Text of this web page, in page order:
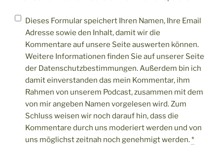
Dieses Formular speichert Ihren Namen, Ihre Email
Adresse sowie den Inhalt, damit wir die
Kommentare auf unsere Seite auswerten können.
Weitere Informationen finden Sie auf unserer Seite
der Datenschutzbestimmungen. Außerdem bin ich
damit einverstanden das mein Kommentar, ihm
Rahmen von unserem Podcast, zusammen mit dem
von mir angeben Namen vorgelesen wird. Zum
Schluss weisen wir noch darauf hin, dass die
Kommentare durch uns moderiert werden und von
uns möglichst zeitnah noch genehmigt werden.*